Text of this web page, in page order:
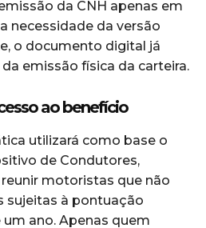
da CNH apenas em
necessidade da versão
o documento digital já
emissão física da carteira.
ao benefício
utilizará como base o
de Condutores,
motoristas que não
sujeitas à pontuação
ano. Apenas quem